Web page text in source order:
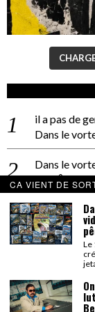
il a pas de
Dans le
Dans le
PACÔME
La séance
La Patrie
On a parlé
Bernardino
carte noire
On a parlé
CA VIENT DE
Le